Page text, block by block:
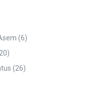
(6)
(26)